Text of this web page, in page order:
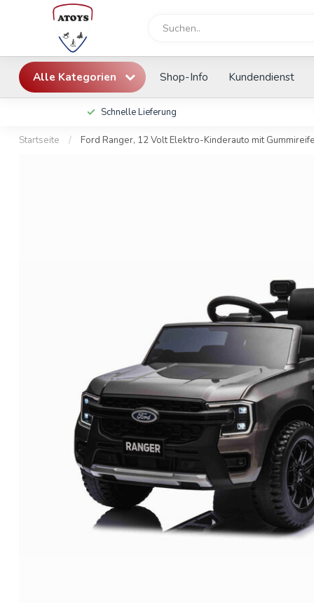
Alle Kategorien Shop-Info Kundendienst
Schnelle Lieferung
Startseite / Ford Ranger, 12 Volt Elektro-Kinderauto mit